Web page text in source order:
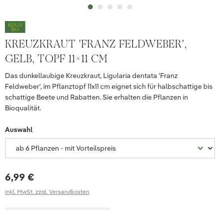
KREUZKRAUT 'FRANZ FELDWEBER',
GELB, TOPF 11X11 CM
Das dunkellaubige Kreuzkraut, Ligularia dentata 'Franz
Feldweber', im Pflanztopf 11x11 cm eignet sich für halbschattige bis
schattige Beete und Rabatten. Sie erhalten die Pflanzen in
Bioqualität.
Auswahl
6,99 €
inkl. MwSt. zzgl. Versandkosten